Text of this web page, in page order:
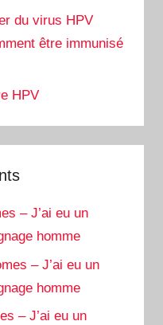
du virus HPV
être immunisé
HPV
– J’ai eu un
homme
– J’ai eu un
homme
– J’ai eu un